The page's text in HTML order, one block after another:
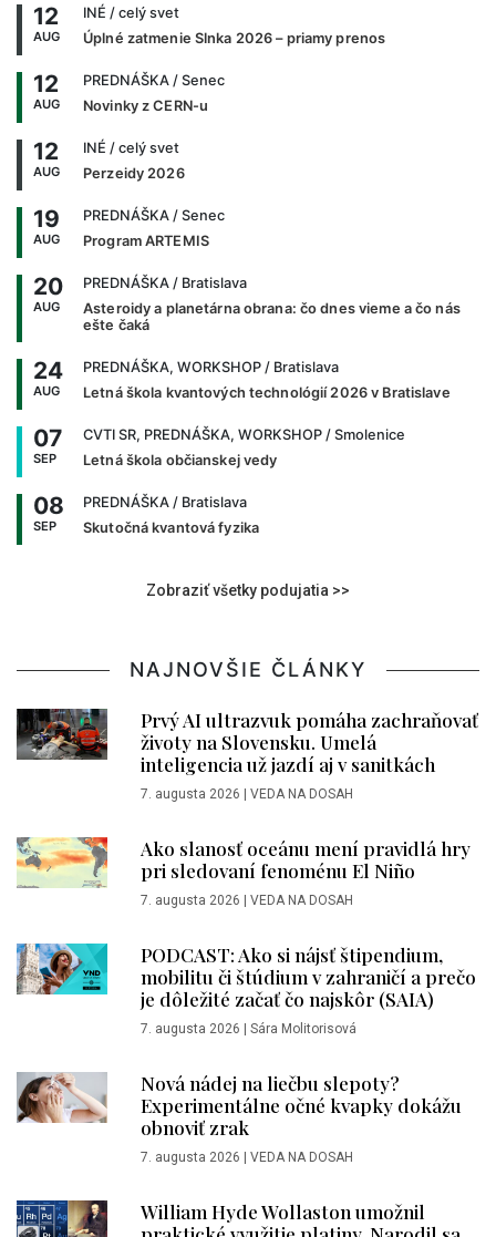
12
AUG
INÉ / celý svet
Úplné zatmenie Slnka 2026 – priamy prenos
12
AUG
PREDNÁŠKA / Senec
Novinky z CERN-u
12
AUG
INÉ / celý svet
Perzeidy 2026
19
AUG
PREDNÁŠKA / Senec
Program ARTEMIS
20
AUG
PREDNÁŠKA / Bratislava
Asteroidy a planetárna obrana: čo dnes vieme a čo nás
ešte čaká
24
AUG
PREDNÁŠKA, WORKSHOP / Bratislava
Letná škola kvantových technológií 2026 v Bratislave
07
SEP
CVTI SR, PREDNÁŠKA, WORKSHOP / Smolenice
Letná škola občianskej vedy
08
SEP
PREDNÁŠKA / Bratislava
Skutočná kvantová fyzika
Zobraziť všetky podujatia >>
NAJNOVŠIE ČLÁNKY
Prvý AI ultrazvuk pomáha zachraňovať
životy na Slovensku. Umelá
inteligencia už jazdí aj v sanitkách
7. augusta 2026 | VEDA NA DOSAH
Ako slanosť oceánu mení pravidlá hry
pri sledovaní fenoménu El Niño
7. augusta 2026 | VEDA NA DOSAH
PODCAST: Ako si nájsť štipendium,
mobilitu či štúdium v zahraničí a prečo
je dôležité začať čo najskôr (SAIA)
7. augusta 2026 | Sára Molitorisová
Nová nádej na liečbu slepoty?
Experimentálne očné kvapky dokážu
obnoviť zrak
7. augusta 2026 | VEDA NA DOSAH
William Hyde Wollaston umožnil